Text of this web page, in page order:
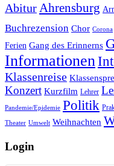
AbiturAhrensburg
Buchrezension Chor Corona
Ferien Gang des Erinnerns
Informationen
Klassenreise
Konzert Kurzfilm Lehrer
Pandemie/Epidemie Politik
Theater Umwelt Weihnachten
Login